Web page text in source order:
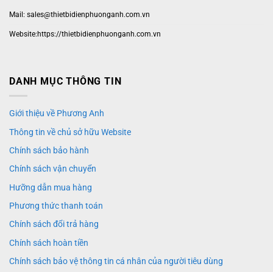
Mail: sales@thietbidienphuonganh.com.vn
Website:https://thietbidienphuonganh.com.vn
DANH MỤC THÔNG TIN
Giới thiệu về Phương Anh
Thông tin về chủ sở hữu Website
Chính sách bảo hành
Chính sách vận chuyển
Hưỡng dẫn mua hàng
Phương thức thanh toán
Chính sách đổi trả hàng
Chính sách hoàn tiền
Chính sách bảo vệ thông tin cá nhân của người tiêu dùng